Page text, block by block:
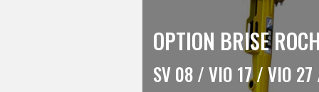
OPTION BRISE
SV 08 / VIO 17 / VIO